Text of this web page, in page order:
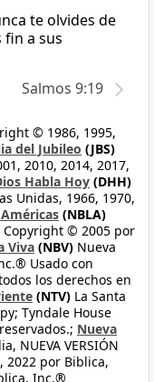
te olvides de
a sus
Salmos 9:19
© 1986, 1995,
del Jubileo (JBS)
2010, 2014, 2017,
Habla Hoy (DHH)
Unidas, 1966, 1970,
(NBLA)
Copyright © 2005 por
Viva (NBV) Nueva
Usado con
los derechos en
(NTV) La Santa
Tyndale House
Nueva
NUEVA VERSIÓN
2022 por Biblica,
Inc.®